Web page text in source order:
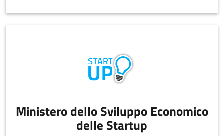
Ministero dello Sviluppo Economico
delle Startup